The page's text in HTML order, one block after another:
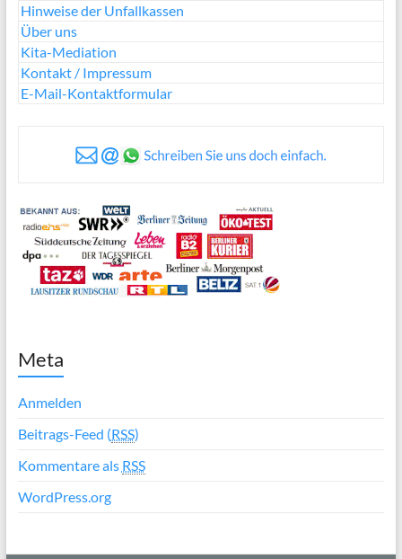
Hinweise der Unfallkassen
Über uns
Kita-Mediation
Kontakt / Impressum
E-Mail-Kontaktformular
Meta
Anmelden
Beitrags-Feed (RSS)
Kommentare als RSS
WordPress.org